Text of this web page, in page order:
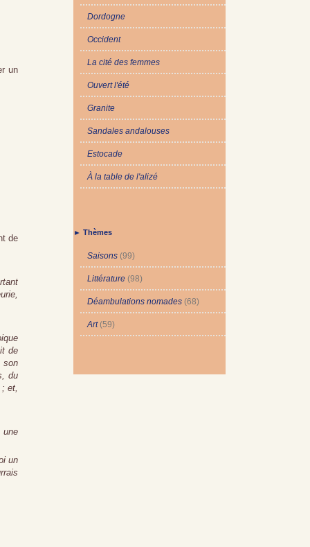
un
de
de
son
du
et,
une
un
Dordogne
Occident
La cité des femmes
Ouvert l'été
Granite
Sandales andalouses
Estocade
À la table de l'alizé
► Thèmes
Saisons (99)
Littérature (98)
Déambulations nomades (68)
Art(59)